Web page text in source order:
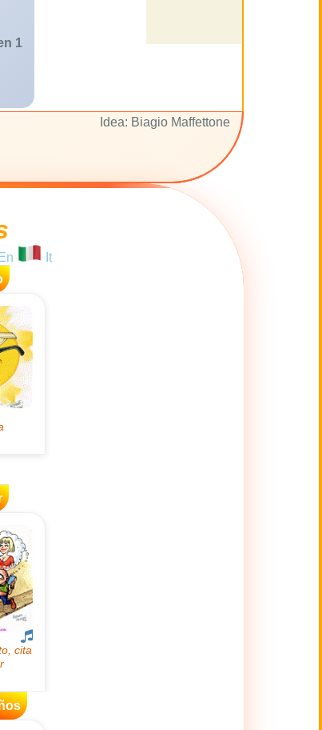
1
Idea: Biagio Maffettone
En
It